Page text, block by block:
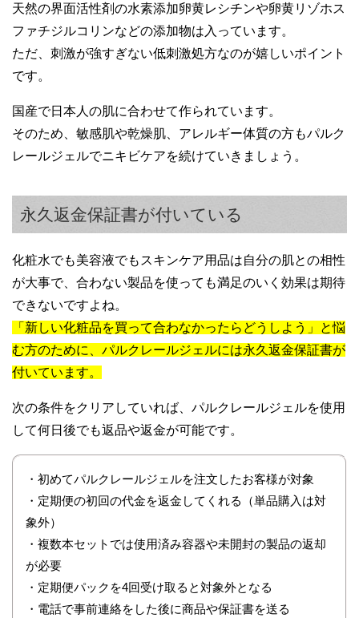
天然の界面活性剤の水素添加卵黄レシチンや卵黄リゾホス
ファチジルコリンなどの添加物は入っています。
ただ、刺激が強すぎない低刺激処方なのが嬉しいポイント
です。
国産で日本人の肌に合わせて作られています。
そのため、敏感肌や乾燥肌、アレルギー体質の方もパルク
レールジェルでニキビケアを続けていきましょう。
永久返金保証書が付いている
化粧水でも美容液でもスキンケア用品は自分の肌との相性
が大事で、合わない製品を使っても満足のいく効果は期待
できないですよね。
「新しい化粧品を買って合わなかったらどうしよう」と悩
む方のために、パルクレールジェルには永久返金保証書が
付いています。
次の条件をクリアしていれば、パルクレールジェルを使用
して何日後でも返品や返金が可能です。
・初めてパルクレールジェルを注文したお客様が対象
・定期便の初回の代金を返金してくれる（単品購入は対
象外）
・複数本セットでは使用済み容器や未開封の製品の返却
が必要
・定期便パックを4回受け取ると対象外となる
・電話で事前連絡をした後に商品や保証書を送る